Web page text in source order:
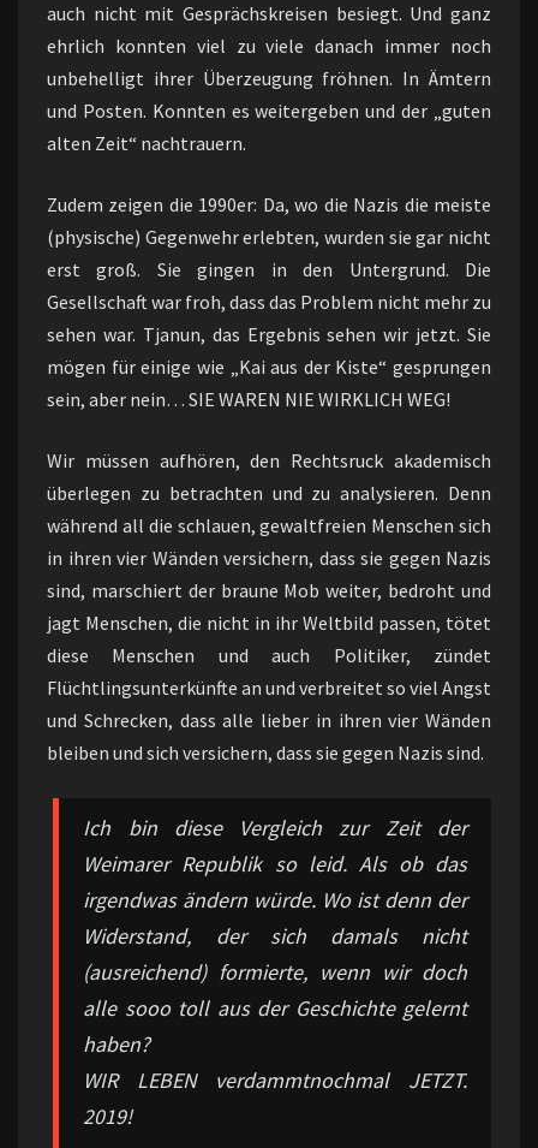
auch nicht mit Gesprächskreisen besiegt. Und ganz
ehrlich konnten viel zu viele danach immer noch
unbehelligt ihrer Überzeugung fröhnen. In Ämtern
und Posten. Konnten es weitergeben und der „guten
alten Zeit“ nachtrauern.
Zudem zeigen die 1990er: Da, wo die Nazis die meiste
(physische) Gegenwehr erlebten, wurden sie gar nicht
erst groß. Sie gingen in den Untergrund. Die
Gesellschaft war froh, dass das Problem nicht mehr zu
sehen war. Tjanun, das Ergebnis sehen wir jetzt. Sie
mögen für einige wie „Kai aus der Kiste“ gesprungen
sein, aber nein… SIE WAREN NIE WIRKLICH WEG!
Wir müssen aufhören, den Rechtsruck akademisch
überlegen zu betrachten und zu analysieren. Denn
während all die schlauen, gewaltfreien Menschen sich
in ihren vier Wänden versichern, dass sie gegen Nazis
sind, marschiert der braune Mob weiter, bedroht und
jagt Menschen, die nicht in ihr Weltbild passen, tötet
diese Menschen und auch Politiker, zündet
Flüchtlingsunterkünfte an und verbreitet so viel Angst
und Schrecken, dass alle lieber in ihren vier Wänden
bleiben und sich versichern, dass sie gegen Nazis sind.
Ich bin diese Vergleich zur Zeit der
Weimarer Republik so leid. Als ob das
irgendwas ändern würde. Wo ist denn der
Widerstand, der sich damals nicht
(ausreichend) formierte, wenn wir doch
alle sooo toll aus der Geschichte gelernt
haben?
WIR LEBEN verdammtnochmal JETZT.
2019!